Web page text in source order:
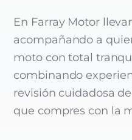
En Farray Motor
acompañando a
moto con total
combinando
revisión cuidadosa
que compres con la